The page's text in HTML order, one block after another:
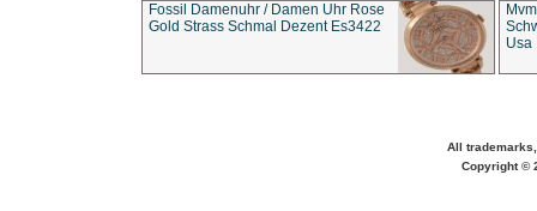
Fossil Damenuhr / Damen Uhr Rose
Gold Strass Schmal Dezent Es3422
Usa
All
Copyright ©